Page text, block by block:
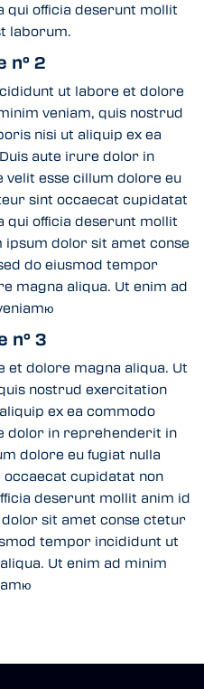
qui officia deserunt mollit
laborum.
n° 2
ut labore et dolore
veniam, quis nostrud
nisi ut aliquip ex ea
aute irure dolor in
esse cillum dolore eu
sint occaecat cupidatat
qui officia deserunt mollit
dolor sit amet conse
do eiusmod tempor
magna aliqua. Ut enim ad
n° 3
dolore magna aliqua. Ut
nostrud exercitation
ex ea commodo
dolor in reprehenderit in
dolore eu fugiat nulla
cupidatat non
deserunt mollit anim id
sit amet conse ctetur
tempor incididunt ut
Ut enim ad minim